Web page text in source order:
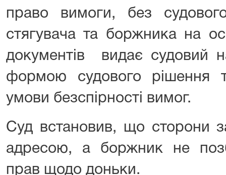
право вимоги, без
стягувача та боржника на
документів видає судовий
формою судового рішення
умови безспірності вимог.
Суд встановив, що сторони
адресою, а боржник не
прав щодо доньки.